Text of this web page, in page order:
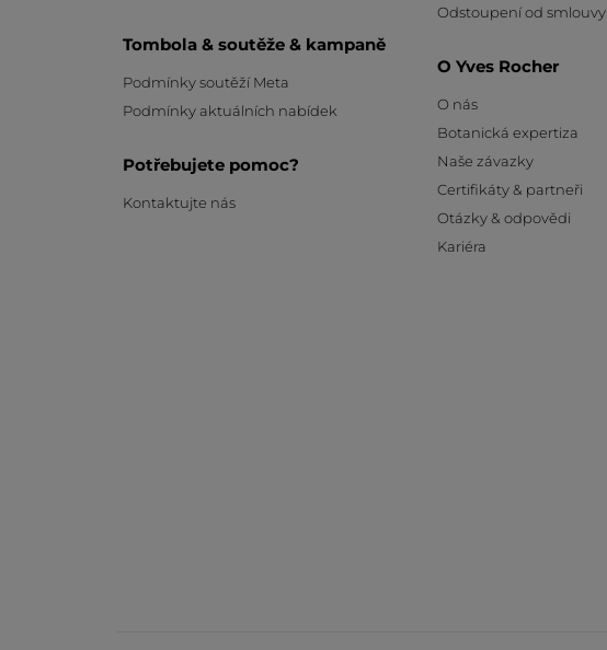
Tombola & soutěže & kampaně
Podmínky soutěží Meta
Podmínky aktuálních nabídek
Potřebujete pomoc?
Kontaktujte nás
Odstoupení od smlouvy
O Yves Rocher
O nás
Botanická expertiza
Naše závazky
Certifikáty & partneři
Otázky & odpovědi
Kariéra